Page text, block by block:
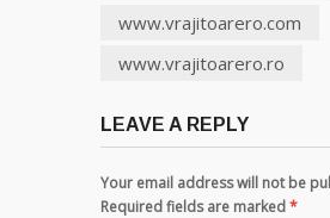
www.vrajitoarero.com
www.vrajitoarero.ro
LEAVE A REPLY
Your email address will not be
Required fields are marked*